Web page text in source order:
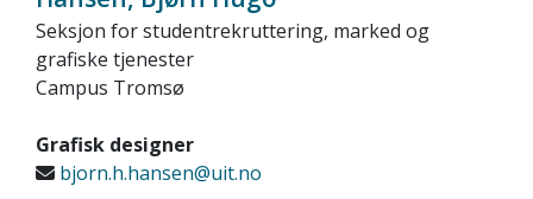
Seksjon for studentrekruttering, marked og
grafiske tjenester
Campus Tromsø
Grafisk designer
bjorn.h.hansen@uit.no